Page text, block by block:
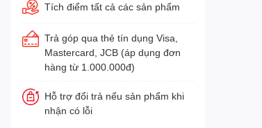
Tích điểm tất cả các sản phẩm
Trả góp qua thẻ tín dụng Visa,
Mastercard, JCB (áp dụng đơn
hàng từ 1.000.000đ)
Hỗ trợ đổi trả nếu sản phẩm khi
nhận có lỗi